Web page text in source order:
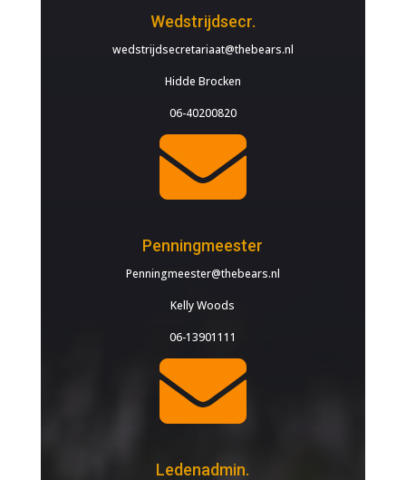
Wedstrijdsecr.
wedstrijdsecretariaat@thebears.nl
Hidde Brocken
06-40200820

Penningmeester
Penningmeester@thebears.nl
Kelly Woods
06-13901111

Ledenadmin.